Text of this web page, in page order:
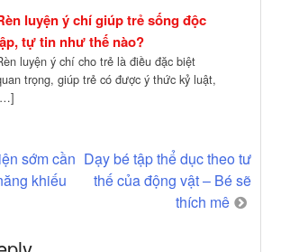
luyện ý chí giúp trẻ sống độc
tự tin như thế nào?
luyện ý chí cho trẻ là điều đặc biệt
trọng, giúp trẻ có được ý thức kỷ luật,
sớm cần
khiếu
Dạy bé tập thể dục theo tư
thế của động vật – Bé sẽ
thích mê